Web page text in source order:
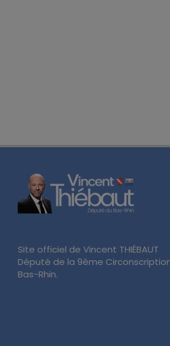
Site officiel de Vincent THIÉBAUT
Député de la 9ème
Bas-Rhin.